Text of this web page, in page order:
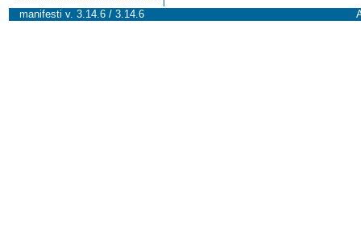
manifesti v. 3.14.6 / 3.14.6